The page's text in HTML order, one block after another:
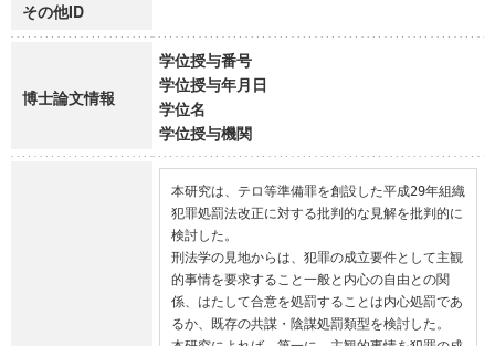
その他ID
博士論文情報
学位授与番号
学位授与年月日
学位名
学位授与機関
本研究は、テロ等準備罪を創設した平成29年組織
犯罪処罰法改正に対する批判的な見解を批判的に
検討した。
刑法学の見地からは、犯罪の成立要件として主観
的事情を要求すること一般と内心の自由との関
係、はたして合意を処罰することは内心処罰であ
るか、既存の共謀・陰謀処罰類型を検討した。